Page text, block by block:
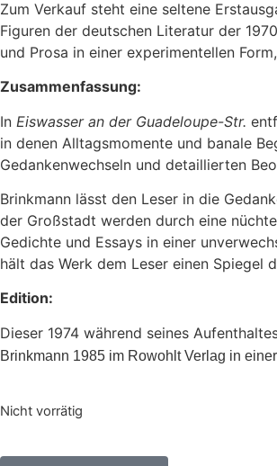
Zum Verkauf steht eine seltene
Figuren der deutschen Literatur der
und Prosa in einer experimentellen
Zusammenfassung:
In Eiswasser an der Guadeloupe-Str.
in denen Alltagsmomente und banale
Gedankenwechseln und detaillierten
Brinkmann lässt den Leser in die
der Großstadt werden durch eine
Gedichte und Essays in einer
hält das Werk dem Leser einen Spiegel
Edition:
Dieser 1974 während seines
Brinkmann 1985 im Rowohlt Verlag in
Nicht vorrätig